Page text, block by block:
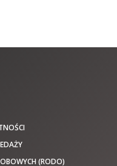
(RODO)